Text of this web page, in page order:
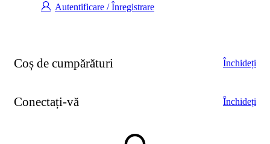
Autentificare / Înregistrare
Coș de cumpărături Închideți
Conectați-vă Închideți